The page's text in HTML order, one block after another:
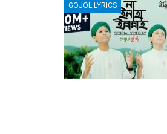
GOJOL LYRICS